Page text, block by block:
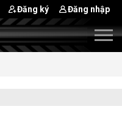
Đăng ký Đăng nhập